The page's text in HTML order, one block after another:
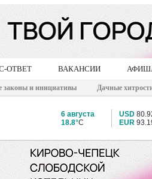
ОТВЕТ ВАКАНСИИ
законы и инициативы Дачные
6 августа
18.8°C
USD
EUR